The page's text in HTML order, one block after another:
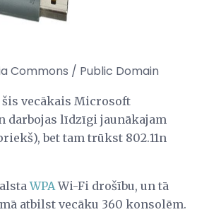
Commons / Public Domain
šis vecākais Microsoft
darbojas līdzīgi jaunākajam
bet tam trūkst 802.11n
WPAWi-Fi drošību, un tā
atbilst vecāku 360 konsolēm.